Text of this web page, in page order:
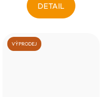
DETAIL
VÝPRODEJ